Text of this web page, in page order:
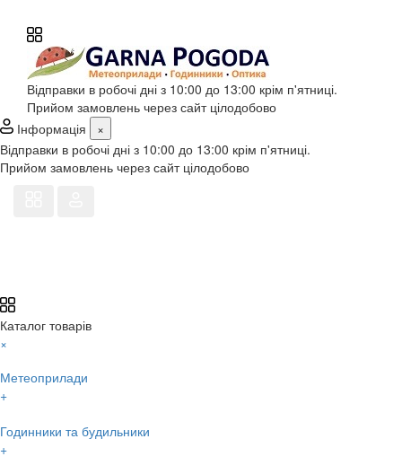
Відправки в робочі дні з 10:00 до 13:00 крім п'ятниці.
Прийом замовлень через сайт цілодобово
Інформація
×
Відправки в робочі дні з 10:00 до 13:00 крім п'ятниці.
Прийом замовлень через сайт цілодобово
Каталог товарів
×
Метеоприлади
+
Годинники та будильники
+